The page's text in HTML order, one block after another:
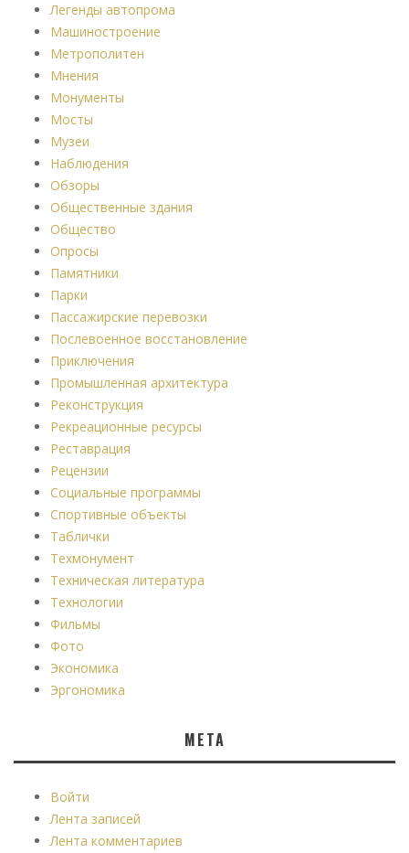
Легенды автопрома
Машиностроение
Метрополитен
Мнения
Монументы
Мосты
Музеи
Наблюдения
Обзоры
Общественные здания
Общество
Опросы
Памятники
Парки
Пассажирские перевозки
Послевоенное восстановление
Приключения
Промышленная архитектура
Реконструкция
Рекреационные ресурсы
Реставрация
Рецензии
Социальные программы
Спортивные объекты
Таблички
Техмонумент
Техническая литература
Технологии
Фильмы
Фото
Экономика
Эргономика
МЕТА
Войти
Лента записей
Лента комментариев